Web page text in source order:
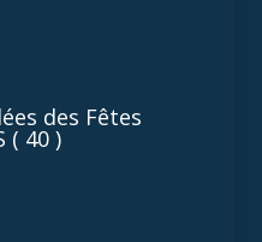
des Fêtes
( 40 )